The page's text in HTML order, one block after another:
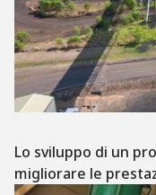
Lo sviluppo di un
migliorare le